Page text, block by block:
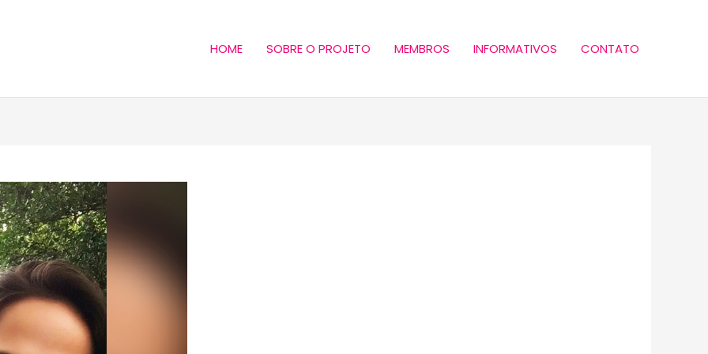
HOME SOBRE O PROJETO MEMBROS INFORMATIVOS CONTATO